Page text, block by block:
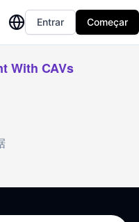
Entrar Começar
With CAVs